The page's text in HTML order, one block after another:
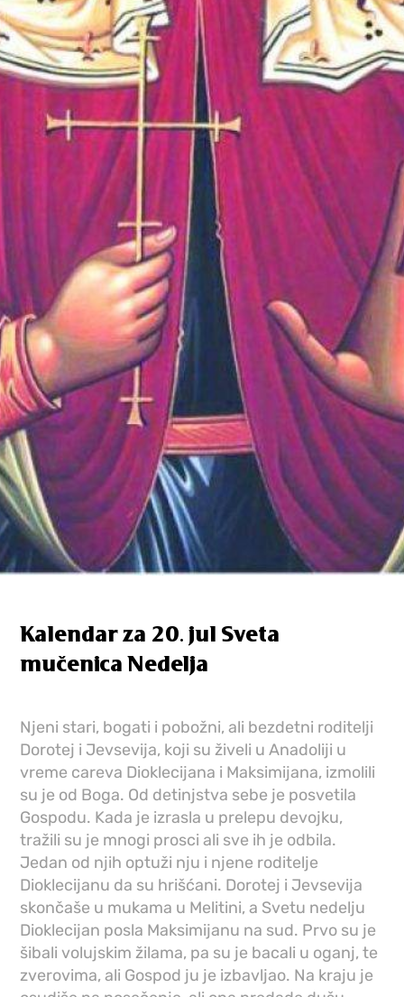
Kalendar za 20. jul Sveta
mučenica Nedelja
Njeni stari, bogati i pobožni, ali bezdetni roditelji
Dorotej i Jevsevija, koji su živeli u Anadoliji u
vreme careva Dioklecijana i Maksimijana, izmolili
su je od Boga. Od detinjstva sebe je posvetila
Gospodu. Kada je izrasla u prelepu devojku,
tražili su je mnogi prosci ali sve ih je odbila.
Jedan od njih optuži nju i njene roditelje
Dioklecijanu da su hrišćani. Dorotej i Jevsevija
skončaše u mukama u Melitini, a Svetu nedelju
Dioklecijan posla Maksimijanu na sud. Prvo su je
šibali volujskim žilama, pa su je bacali u oganj, te
zverovima, ali Gospod ju je izbavljao. Na kraju je